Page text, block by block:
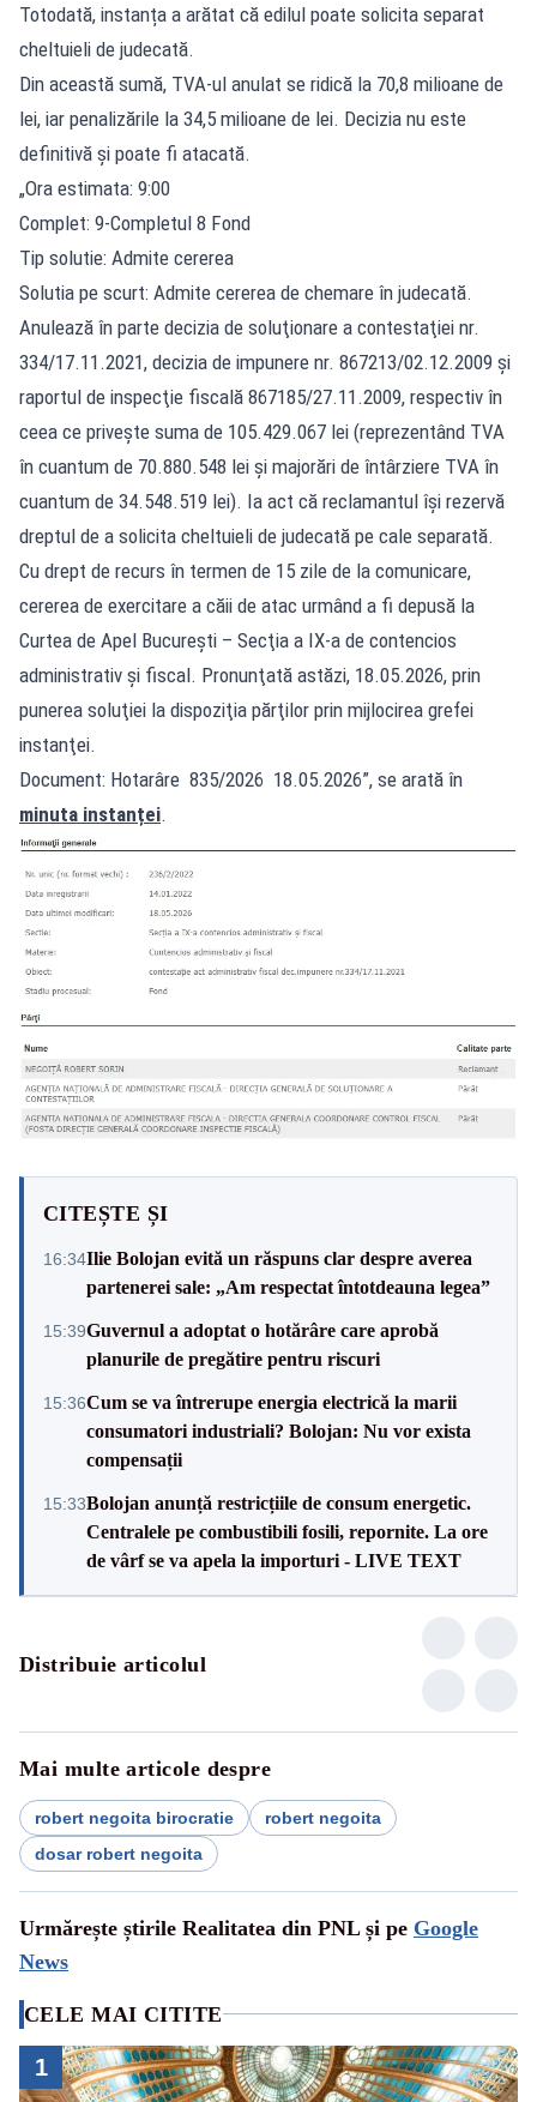
Totodată, instanța a arătat că edilul poate solicita separat
cheltuieli de judecată.
Din această sumă, TVA-ul anulat se ridică la 70,8 milioane de
lei, iar penalizările la 34,5 milioane de lei. Decizia nu este
definitivă și poate fi atacată.
„Ora estimata: 9:00
Complet: 9-Completul 8 Fond
Tip solutie: Admite cererea
Solutia pe scurt: Admite cererea de chemare în judecată.
Anulează în parte decizia de soluţionare a contestaţiei nr.
334/17.11.2021, decizia de impunere nr. 867213/02.12.2009 şi
raportul de inspecţie fiscală 867185/27.11.2009, respectiv în
ceea ce priveşte suma de 105.429.067 lei (reprezentând TVA
în cuantum de 70.880.548 lei şi majorări de întârziere TVA în
cuantum de 34.548.519 lei). Ia act că reclamantul îşi rezervă
dreptul de a solicita cheltuieli de judecată pe cale separată.
Cu drept de recurs în termen de 15 zile de la comunicare,
cererea de exercitare a căii de atac urmând a fi depusă la
Curtea de Apel Bucureşti – Secţia a IX-a de contencios
administrativ şi fiscal. Pronunţată astăzi, 18.05.2026, prin
punerea soluţiei la dispoziţia părţilor prin mijlocirea grefei
instanţei.
Document: Hotarâre 835/2026 18.05.2026”, se arată în
minuta instanței.
CITEȘTE ȘI
16:34Ilie Bolojan evită un răspuns clar despre averea
partenerei sale: „Am respectat întotdeauna legea”
15:39Guvernul a adoptat o hotărâre care aprobă
planurile de pregătire pentru riscuri
15:36Cum se va întrerupe energia electrică la marii
consumatori industriali? Bolojan: Nu vor exista
compensații
15:33Bolojan anunță restricțiile de consum energetic.
Centralele pe combustibili fosili, repornite. La ore
de vârf se va apela la importuri - LIVE TEXT
Distribuie articolul
Mai multe articole despre
robert negoita birocratie
robert negoita
dosar robert negoita
Urmărește știrile Realitatea din PNL și pe Google
News
CELE MAI CITITE
1